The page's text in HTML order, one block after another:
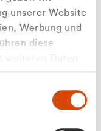
unserer Website
Werbung und
diese